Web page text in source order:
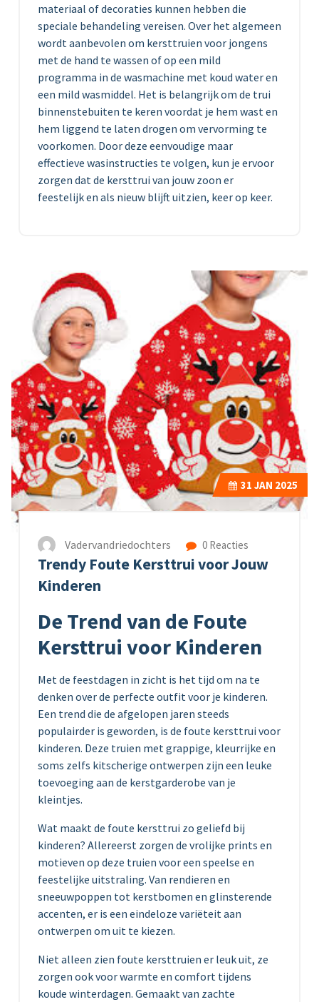
materiaal of decoraties kunnen hebben die
speciale behandeling vereisen. Over het algemeen
wordt aanbevolen om kersttruien voor jongens
met de hand te wassen of op een mild
programma in de wasmachine met koud water en
een mild wasmiddel. Het is belangrijk om de trui
binnenstebuiten te keren voordat je hem wast en
hem liggend te laten drogen om vervorming te
voorkomen. Door deze eenvoudige maar
effectieve wasinstructies te volgen, kun je ervoor
zorgen dat de kersttrui van jouw zoon er
feestelijk en als nieuw blijft uitzien, keer op keer.
31 JAN 2025
Vadervandriedochters 0 Reacties
Trendy Foute Kersttrui voor Jouw
Kinderen
De Trend van de Foute
Kersttrui voor Kinderen
Met de feestdagen in zicht is het tijd om na te
denken over de perfecte outfit voor je kinderen.
Een trend die de afgelopen jaren steeds
populairder is geworden, is de foute kersttrui voor
kinderen. Deze truien met grappige, kleurrijke en
soms zelfs kitscherige ontwerpen zijn een leuke
toevoeging aan de kerstgarderobe van je
kleintjes.
Wat maakt de foute kersttrui zo geliefd bij
kinderen? Allereerst zorgen de vrolijke prints en
motieven op deze truien voor een speelse en
feestelijke uitstraling. Van rendieren en
sneeuwpoppen tot kerstbomen en glinsterende
accenten, er is een eindeloze variëteit aan
ontwerpen om uit te kiezen.
Niet alleen zien foute kersttruien er leuk uit, ze
zorgen ook voor warmte en comfort tijdens
koude winterdagen. Gemaakt van zachte